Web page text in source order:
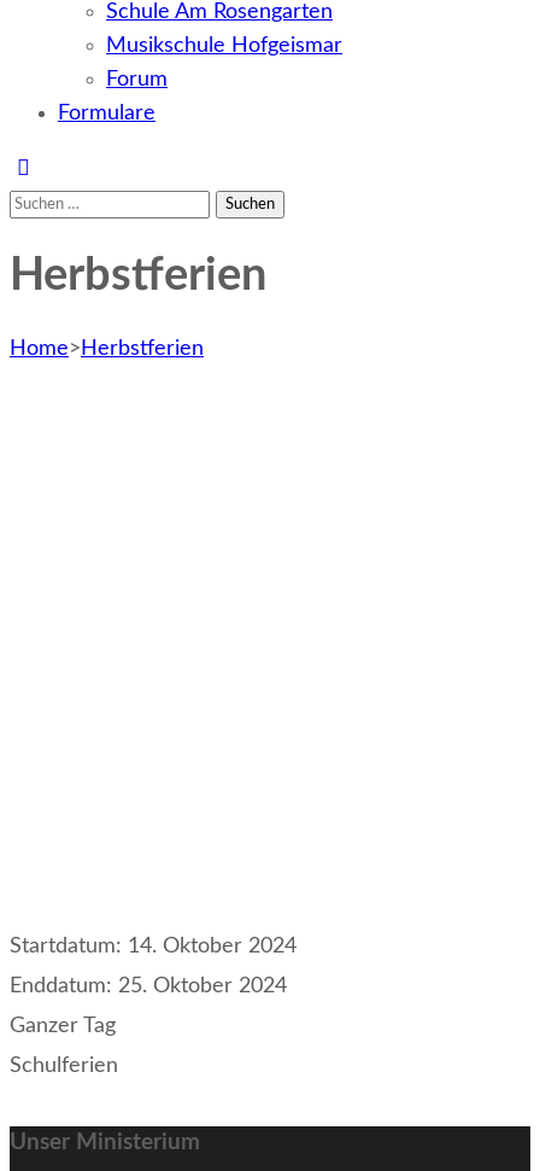
Schule Am Rosengarten
Musikschule Hofgeismar
Forum
Formulare
Suchen
Herbstferien
Home> Herbstferien
Startdatum: 14. Oktober 2024
Enddatum: 25. Oktober 2024
Ganzer Tag
Schulferien
Unser Ministerium